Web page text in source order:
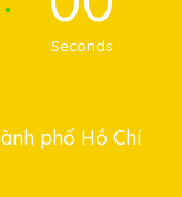
Seconds
phố Hồ Chí